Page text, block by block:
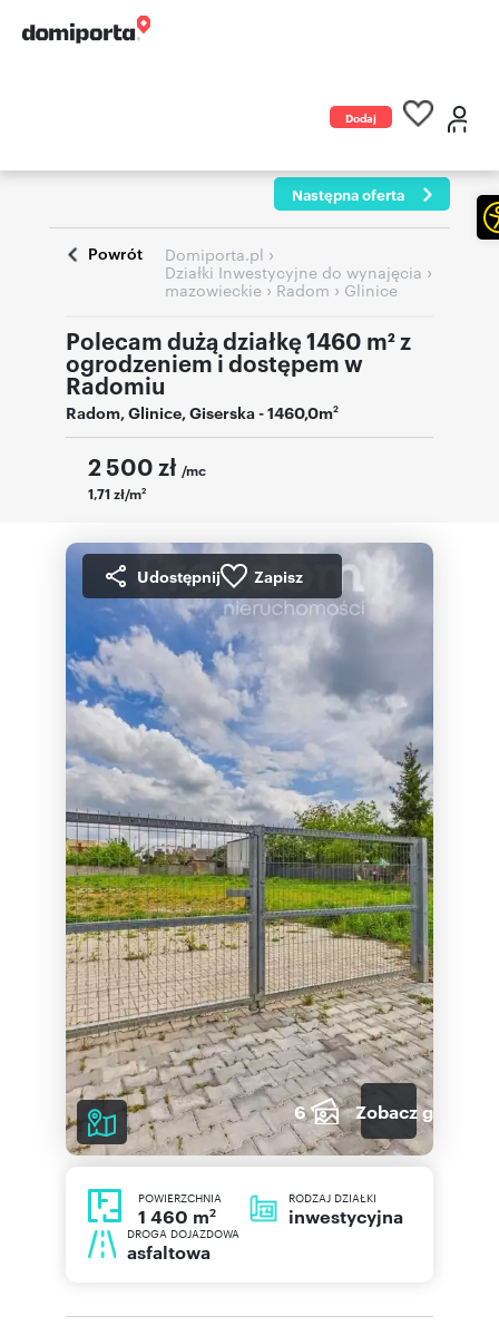
Dodaj
Następna oferta
Powrót Domiporta.pl ›
Działki Inwestycyjne do wynajęcia ›
mazowieckie › Radom › Glinice
Polecam dużą działkę 1460 m² z
ogrodzeniem i dostępem w
Radomiu
Radom,Glinice,Giserska- 1460,0m2
2 500 zł /mc
1,71 zł/m2
Udostępnij Zapisz
6 Zobacz galerię
POWIERZCHNIA
1 460 m2
RODZAJ DZIAŁKI
inwestycyjna
DROGA DOJAZDOWA
asfaltowa